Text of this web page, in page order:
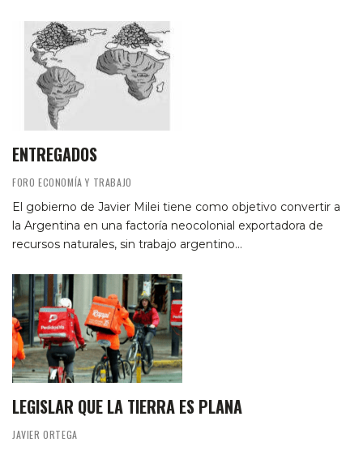
ENTREGADOS
FORO ECONOMÍA Y TRABAJO
El gobierno de Javier Milei tiene como objetivo convertir a
la Argentina en una factoría neocolonial exportadora de
recursos naturales, sin trabajo argentino…
LEGISLAR QUE LA TIERRA ES PLANA
JAVIER ORTEGA